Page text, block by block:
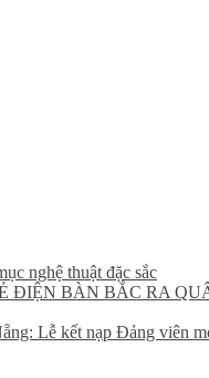
nghệ thuật đặc sắc
ĐIỆN BÀN BẮC RA
Lễ kết nạp Đảng viên